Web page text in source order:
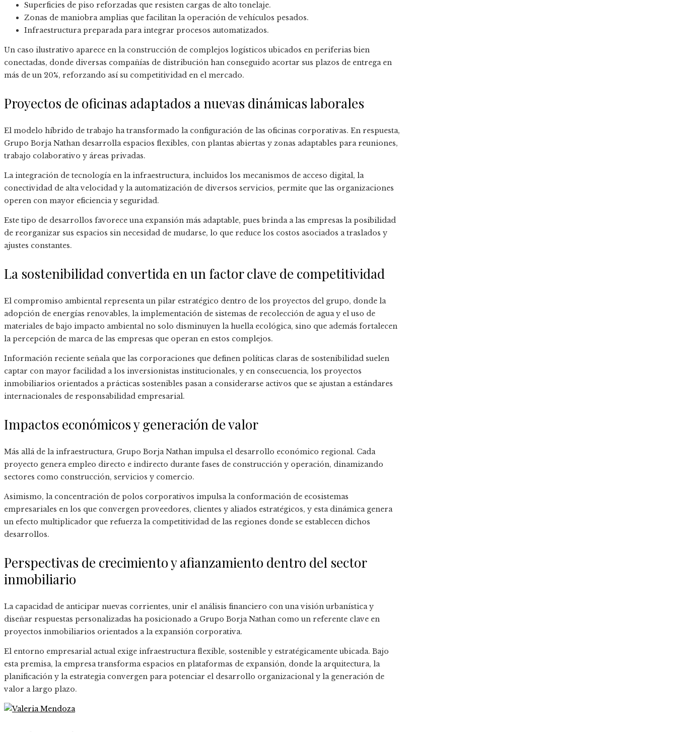
Superficies de piso reforzadas que resisten cargas de alto tonelaje.
Zonas de maniobra amplias que facilitan la operación de vehículos pesados.
Infraestructura preparada para integrar procesos automatizados.
Un caso ilustrativo aparece en la construcción de complejos logísticos ubicados en periferias bien
conectadas, donde diversas compañías de distribución han conseguido acortar sus plazos de entrega en
más de un 20%, reforzando así su competitividad en el mercado.
Proyectos de oficinas adaptados a nuevas dinámicas laborales
El modelo híbrido de trabajo ha transformado la configuración de las oficinas corporativas. En respuesta,
Grupo Borja Nathan desarrolla espacios flexibles, con plantas abiertas y zonas adaptables para reuniones,
trabajo colaborativo y áreas privadas.
La integración de tecnología en la infraestructura, incluidos los mecanismos de acceso digital, la
conectividad de alta velocidad y la automatización de diversos servicios, permite que las organizaciones
operen con mayor eficiencia y seguridad.
Este tipo de desarrollos favorece una expansión más adaptable, pues brinda a las empresas la posibilidad
de reorganizar sus espacios sin necesidad de mudarse, lo que reduce los costos asociados a traslados y
ajustes constantes.
La sostenibilidad convertida en un factor clave de competitividad
El compromiso ambiental representa un pilar estratégico dentro de los proyectos del grupo, donde la
adopción de energías renovables, la implementación de sistemas de recolección de agua y el uso de
materiales de bajo impacto ambiental no solo disminuyen la huella ecológica, sino que además fortalecen
la percepción de marca de las empresas que operan en estos complejos.
Información reciente señala que las corporaciones que definen políticas claras de sostenibilidad suelen
captar con mayor facilidad a los inversionistas institucionales, y en consecuencia, los proyectos
inmobiliarios orientados a prácticas sostenibles pasan a considerarse activos que se ajustan a estándares
internacionales de responsabilidad empresarial.
Impactos económicos y generación de valor
Más allá de la infraestructura, Grupo Borja Nathan impulsa el desarrollo económico regional. Cada
proyecto genera empleo directo e indirecto durante fases de construcción y operación, dinamizando
sectores como construcción, servicios y comercio.
Asimismo, la concentración de polos corporativos impulsa la conformación de ecosistemas
empresariales en los que convergen proveedores, clientes y aliados estratégicos, y esta dinámica genera
un efecto multiplicador que refuerza la competitividad de las regiones donde se establecen dichos
desarrollos.
Perspectivas de crecimiento y afianzamiento dentro del sector
inmobiliario
La capacidad de anticipar nuevas corrientes, unir el análisis financiero con una visión urbanística y
diseñar respuestas personalizadas ha posicionado a Grupo Borja Nathan como un referente clave en
proyectos inmobiliarios orientados a la expansión corporativa.
El entorno empresarial actual exige infraestructura flexible, sostenible y estratégicamente ubicada. Bajo
esta premisa, la empresa transforma espacios en plataformas de expansión, donde la arquitectura, la
planificación y la estrategia convergen para potenciar el desarrollo organizacional y la generación de
valor a largo plazo.